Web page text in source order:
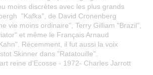
moins discrètes avec les plus grands
"Kafka", de David Cronenberg
vie moins ordinaire", Terry Gilliam "Brazil",
et même le Français Arnaud
Récemment, il fut aussi la voix
Skinner dans "Ratatouille".
d'Ecosse - 1972- Charles Jarrott